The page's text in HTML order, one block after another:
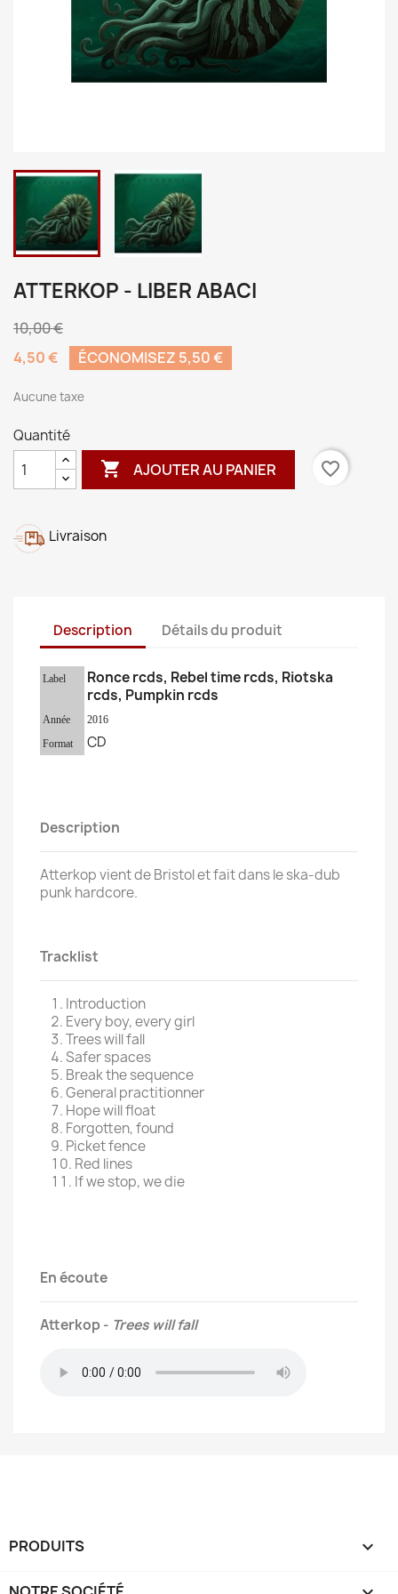
ATTERKOP - LIBER ABACI
10,00 €
4,50 €
ÉCONOMISEZ 5,50 €
Aucune taxe
Quantité
 AJOUTER AU PANIER favorite_border
Livraison
Description Détails du produit
Label
Ronce rcds, Rebel time rcds, Riotska
rcds, Pumpkin rcds
Année
2016
Format
CD
Description
Atterkop vient de Bristol et fait dans le ska-dub
punk hardcore.
Tracklist
Introduction
Every boy, every girl
Trees will fall
Safer spaces
Break the sequence
General practitionner
Hope will float
Forgotten, found
Picket fence
Red lines
If we stop, we die
En écoute
Atterkop - Trees will fall
PRODUITS 